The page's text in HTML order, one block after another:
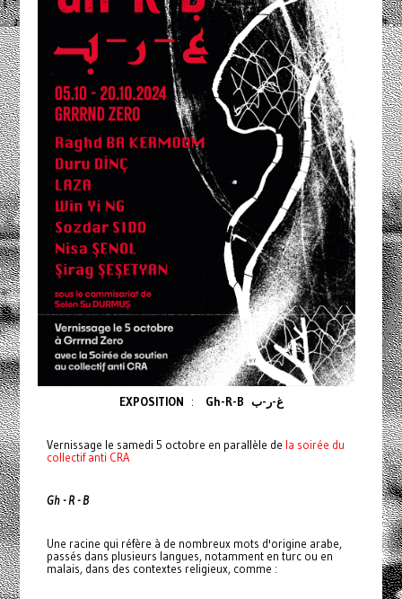
EXPOSITION : Gh-R-B غ-ر-ب
Vernissage le samedi 5 octobre en parallèle de la soirée du
collectif anti CRA
Gh - R - B
Une racine qui réfère à de nombreux mots d'origine arabe,
passés dans plusieurs langues, notamment en turc ou en
malais, dans des contextes religieux, comme :